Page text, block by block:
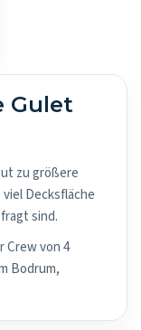
Gulet
zu größere
Decksfläche
sind.
Crew von 4
Bodrum,